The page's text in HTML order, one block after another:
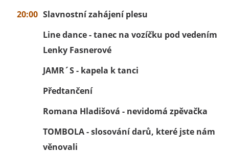
20:00 Slavnostní zahájení plesu
Line dance - tanec na vozíčku pod vedením
Lenky Fasnerové
JAMR´S - kapela k tanci
Předtančení
Romana Hladišová - nevidomá zpěvačka
TOMBOLA - slosování darů, které jste nám
věnovali